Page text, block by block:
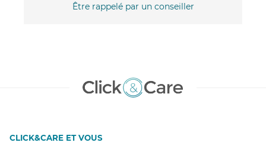
Être rappelé par un conseiller
CLICK&CARE ET VOUS